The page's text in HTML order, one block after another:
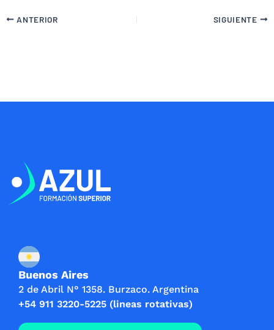
ANTERIOR SIGUIENTE
Buenos Aires
2 de Abril N° 1358. Burzaco. Argentina
+54 911 3220-5225 (lineas rotativas)